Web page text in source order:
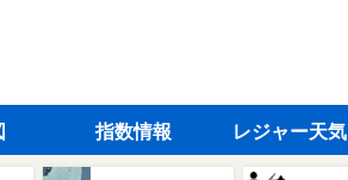
指数情報 レジャー天気